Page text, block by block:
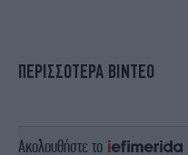
ΠΕΡΙΣΣΟΤΕΡΑ ΒΙΝΤΕΟ
Ακολουθήστε το